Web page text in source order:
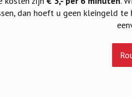
dan hoeft u geen kleingeld te